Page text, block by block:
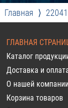
Главная
ГЛАВНАЯ
Каталог
Доставка и
О нашей компании
Корзина товаров